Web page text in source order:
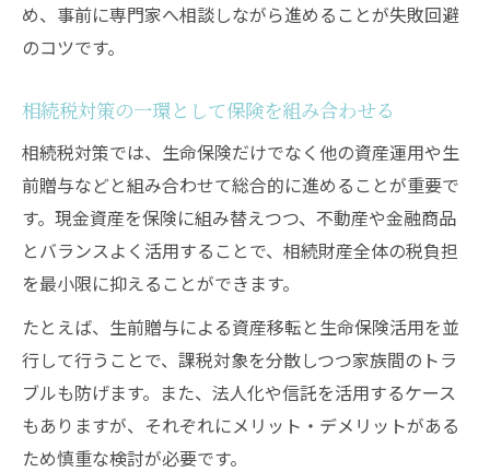
め、事前に専門家へ相談しながら進めることが失敗回避
のコツです。
相続税対策の一環として保険を組み合わせる
相続税対策では、生命保険だけでなく他の資産運用や生
前贈与などと組み合わせて総合的に進めることが重要で
す。現金資産を保険に組み替えつつ、不動産や金融商品
とバランスよく活用することで、相続財産全体の税負担
を最小限に抑えることができます。
たとえば、生前贈与による資産移転と生命保険活用を並
行して行うことで、課税対象を分散しつつ家族間のトラ
ブルも防げます。また、法人化や信託を活用するケース
もありますが、それぞれにメリット・デメリットがある
ため慎重な検討が必要です。